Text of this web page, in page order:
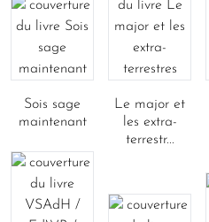
Sois sage
maintenant
Le major et
les extra-
terrestr...